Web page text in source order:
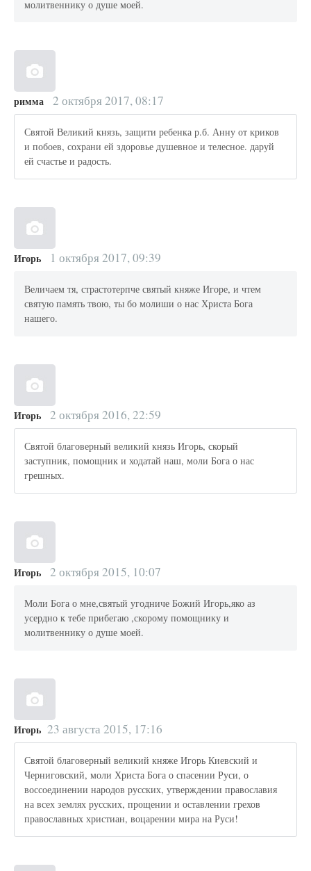
молитвеннику о душе моей.
римма 2 октября 2017, 08:17
Святой Великий князь, защити ребенка р.б. Анну от криков
и побоев, сохрани ей здоровье душевное и телесное. даруй
ей счастье и радость.
Игорь 1 октября 2017, 09:39
Величаем тя, страстотерпче святый княже Игоре, и чтем
святую память твою, ты бо молиши о нас Христа Бога
нашего.
Игорь 2 октября 2016, 22:59
Святой благоверный великий князь Игорь, скорый
заступник, помощник и ходатай наш, моли Бога о нас
грешных.
Игорь 2 октября 2015, 10:07
Моли Бога о мне,святый угодниче Божий Игорь,яко аз
усердно к тебе прибегаю ,скорому помощнику и
молитвеннику о душе моей.
Игорь 23 августа 2015, 17:16
Святой благоверный великий княже Игорь Киевский и
Черниговский, моли Христа Бога о спасении Руси, о
воссоединении народов русских, утверждении православия
на всех землях русских, прощении и оставлении грехов
православных христиан, воцарении мира на Руси!